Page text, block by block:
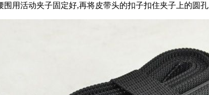
围用活动夹子固定好,再将皮带头的扣子扣住夹子上的圆孔